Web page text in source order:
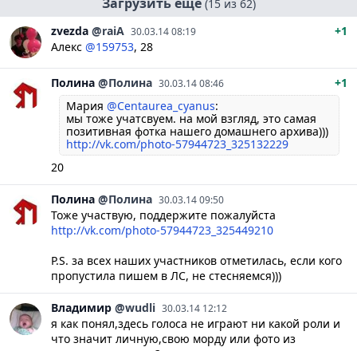
(15 из 62)
zvezda @raiA 30.03.14 08:19
+1
Алекс @159753, 28
Полина @Полина 30.03.14 08:46
+1
Мария @Centaurea_cyanus:
мы тоже учатсвуем. на мой взгляд, это самая
позитивная фотка нашего домашнего архива)))
http://vk.com/photo-57944723_325132229
20
Полина @Полина 30.03.14 09:50
Тоже участвую, поддержите пожалуйста
http://vk.com/photo-57944723_325449210
P.S. за всех наших участников отметилась, если кого
пропустила пишем в ЛС, не стесняемся)))
Владимир @wudli 30.03.14 12:12
я как понял,здесь голоса не играют ни какой роли и
что значит личную,свою морду или фото из